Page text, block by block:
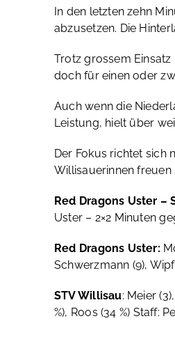
In den letzten zehn
abzusetzen. Die
Trotz grossem
doch für einen oder
Auch wenn die
Leistung, hielt über
Der Fokus richtet sich
Willisauerinnen
Red Dragons Uster –
Uster – 2×2 Minuten
Red Dragons Uster:
Schwerzmann (9),
STV Willisau: Meier
%), Roos (34 %) Staff: